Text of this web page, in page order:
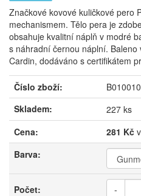
Značkové kovové kuličkové pero
mechanismem. Tělo pera je
obsahuje kvalitní náplň v modré
s náhradní černou náplní.
Cardin, dodáváno s certifikátem
Číslo zboží:
Skladem:
227 ks
Cena:
281 Kč
Barva:
Počet: -